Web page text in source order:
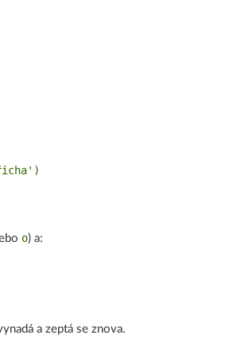
o) a:
a zeptá se znova.